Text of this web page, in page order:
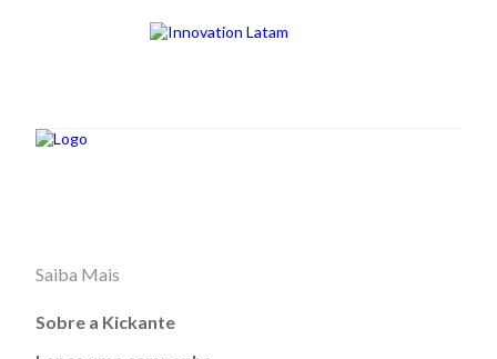
Saiba Mais
Sobre a Kickante